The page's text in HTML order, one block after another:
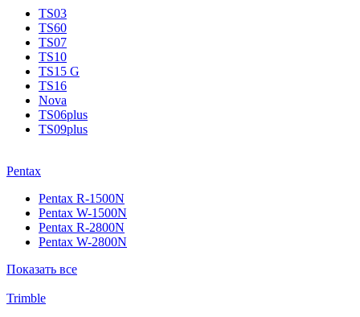
TS03
TS60
TS07
TS10
TS15 G
TS16
Nova
TS06plus
TS09plus
Pentax
Pentax R-1500N
Pentax W-1500N
Pentax R-2800N
Pentax W-2800N
Показать все
Trimble